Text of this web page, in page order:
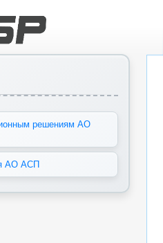
решениям АО
АО АСП